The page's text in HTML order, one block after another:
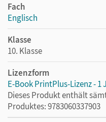
Fach
Englisch
Klasse
10. Klasse
Lizenzform
E-Book PrintPlus-Lizenz - 1
Dieses Produkt enthält
Produktes: 9783060337903